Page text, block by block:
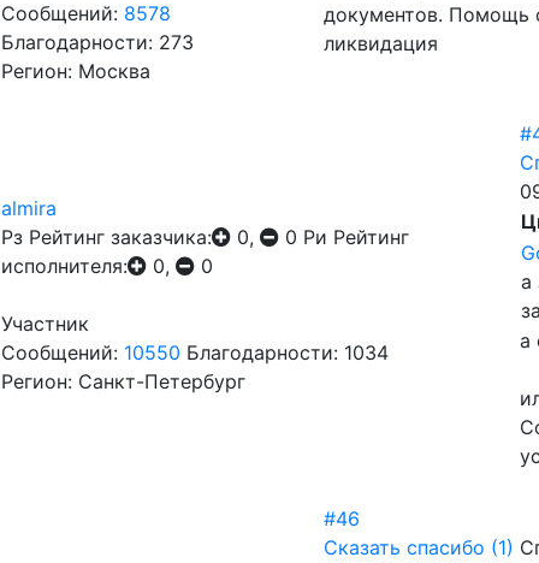
Сообщений: 8578
Благодарности: 273
Регион: Москва
документов. Помощь
ликвидация
almira
Рз Рейтинг заказчика: 0, 0 Ри Рейтинг
исполнителя:
0, 0
Участник
Сообщений: 10550 Благодарности: 1034
Регион: Санкт-Петербург
а
а
#46
Сказать спасибо (1)